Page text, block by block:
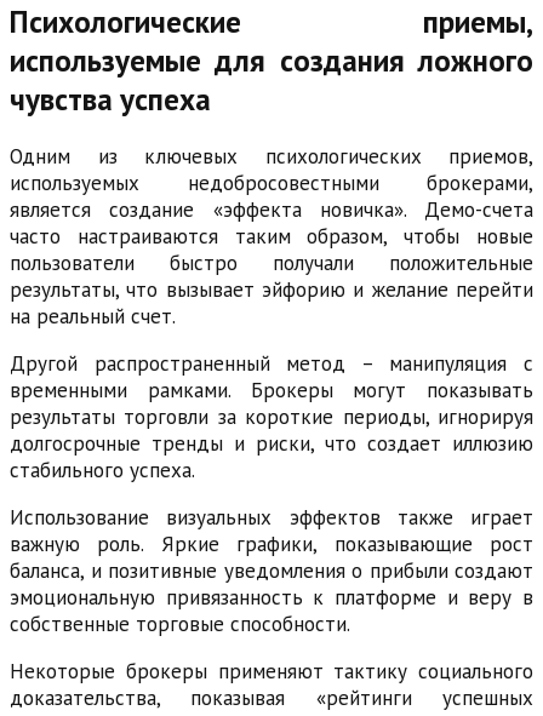
Психологические приемы,
используемые для создания ложного
чувства успеха
Одним из ключевых психологических приемов,
используемых недобросовестными брокерами,
является создание «эффекта новичка». Демо-счета
часто настраиваются таким образом, чтобы новые
пользователи быстро получали положительные
результаты, что вызывает эйфорию и желание перейти
на реальный счет.
Другой распространенный метод – манипуляция с
временными рамками. Брокеры могут показывать
результаты торговли за короткие периоды, игнорируя
долгосрочные тренды и риски, что создает иллюзию
стабильного успеха.
Использование визуальных эффектов также играет
важную роль. Яркие графики, показывающие рост
баланса, и позитивные уведомления о прибыли создают
эмоциональную привязанность к платформе и веру в
собственные торговые способности.
Некоторые брокеры применяют тактику социального
доказательства, показывая «рейтинги успешных